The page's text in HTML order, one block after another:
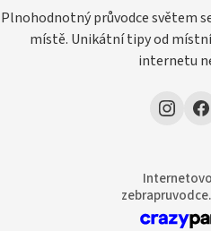
Plnohodnotný průvodce světem
místě. Unikátní tipy od
internetu